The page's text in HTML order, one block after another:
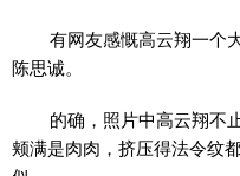
有网友感慨高云翔一个
陈思诚。
的确，照片中高云翔不
颊满是肉肉，挤压得法令纹